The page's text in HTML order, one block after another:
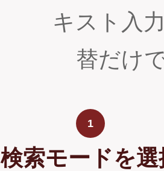
キスト入
替だけ
1
検索モードを選